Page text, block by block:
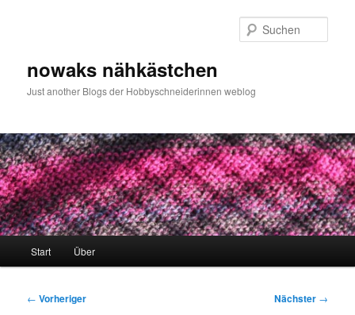
nowaks nähkästchen
Just another Blogs der Hobbyschneiderinnen weblog
Start Über
Beitragsnavigation
← Vorheriger Nächster →